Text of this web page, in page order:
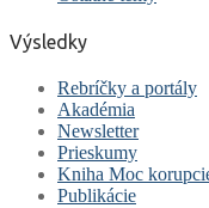
Výsledky
Rebríčky a portály
Akadémia
Newsletter
Prieskumy
Kniha Moc
Publikácie